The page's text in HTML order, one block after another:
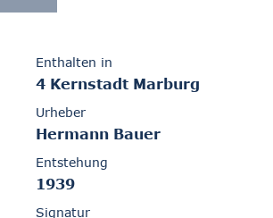
Enthalten in
4 Kernstadt Marburg
Urheber
Hermann Bauer
Entstehung
1939
Signatur